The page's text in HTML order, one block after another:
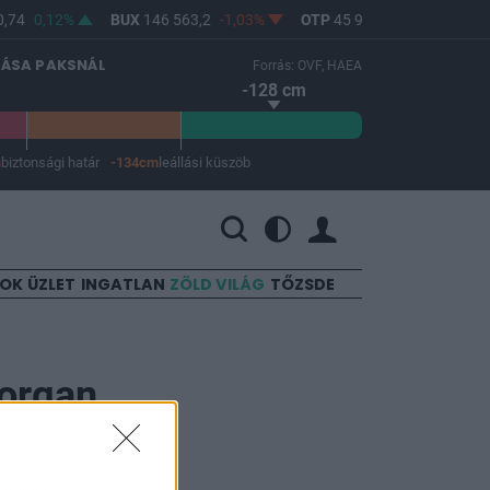
0,12% BUX146 563,2 -1,03% OTP45 900
PAKSNÁL Forrás: OVF, HAEA
-128 cm
biztonsági határ -134cm leállási küszöb
ÜZLET INGATLAN ZÖLD VILÁG TŐZSDE